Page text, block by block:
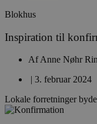
Blokhus
Inspiration til
AfAnne Nøhr
| 3. februar 2024
Lokale forretninger